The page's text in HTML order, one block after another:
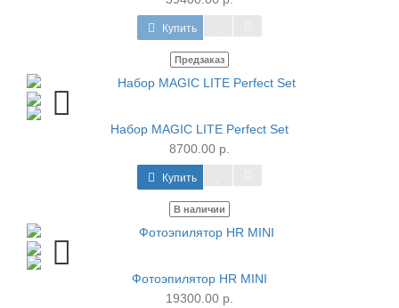
Купить
Предзаказ
Набор MAGIC LITE Perfect Set
8700.00 р.
Купить
В наличии
Фотоэпилятор HR MINI
19300.00 р.